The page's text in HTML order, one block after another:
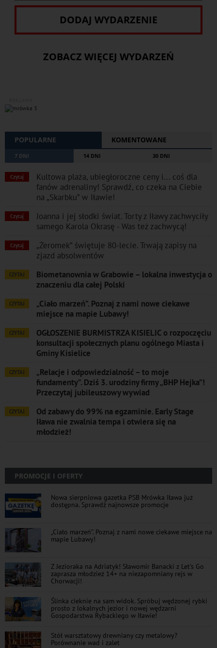
DODAJ WYDARZENIE
ZOBACZ WIĘCEJ WYDARZEŃ
POPULARNE KOMENTOWANE
7 DNI 14 DNI 30 DNI
Czytaj
Kultowa plaża, ubiegłoroczne ceny i... coś dla
fanów adrenaliny! Sprawdź, co czeka na Ciebie
na „Skarbku” w Iławie!
Czytaj
Joanna i jej słodki świat. Torty z Iławy zachwyciły
samego Karola Okrasę - Was też zachwycą!
Czytaj
„Żeromek” świętuje 80-lecie. Trwają zapisy na
zjazd absolwentów
CZYTAJ
Biometanownia w Grabowie – lokalna inwestycja o
znaczeniu dla całej Polski
CZYTAJ
„Ciało marzeń”. Poznaj z nami nowe ciekawe
miejsce na mapie Lubawy!
CZYTAJ
OGŁOSZENIE BURMISTRZA KISIELIC o rozpoczęciu
konsultacji społecznych planu ogólnego Miasta i
Gminy Kisielice
CZYTAJ
„Relacje i odpowiedzialność – to moje
fundamenty”. Dziś 3. urodziny firmy „BHP Hejka”!
Przeczytaj jubileuszowy wywiad
CZYTAJ
Od zabawy do 99% na egzaminie. Early Stage
Iława nie zwalnia tempa i otwiera się na
młodzież!
PROMOCJE I OFERTY
Nowa sierpniowa gazetka PSB Mrówka Iława już
dostępna. Sprawdź najnowsze promocje
„Ciało marzeń”. Poznaj z nami nowe ciekawe miejsce na
mapie Lubawy!
Z Jezioraka na Adriatyk! Sławomir Banacki z Let's Go
zaprasza młodzież 14+ na niezapomniany rejs w
Chorwacji!
Ślinka cieknie na sam widok. Spróbuj wędzonej rybki
prosto z lokalnych jezior i nowej wędzarni
Gospodarstwa Rybackiego w Iławie!
Stół warsztatowy drewniany czy metalowy?
Porównanie wad i zalet